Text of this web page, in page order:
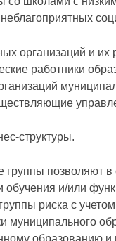
организаций и их
работники
структуры.
позволяют в
обучения и/или
риска с
муниципального
образованию